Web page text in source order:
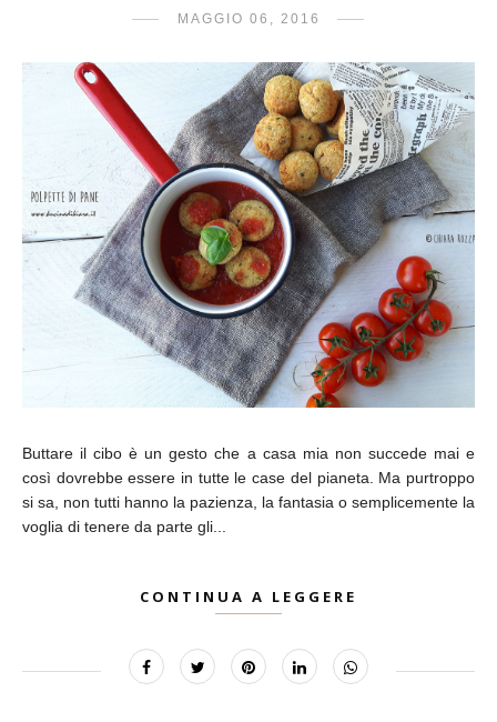
MAGGIO 06, 2016
Buttare il cibo è un gesto che a casa mia non succede mai e
così dovrebbe essere in tutte le case del pianeta. Ma purtroppo
si sa, non tutti hanno la pazienza, la fantasia o semplicemente la
voglia di tenere da parte gli...
CONTINUA A LEGGERE